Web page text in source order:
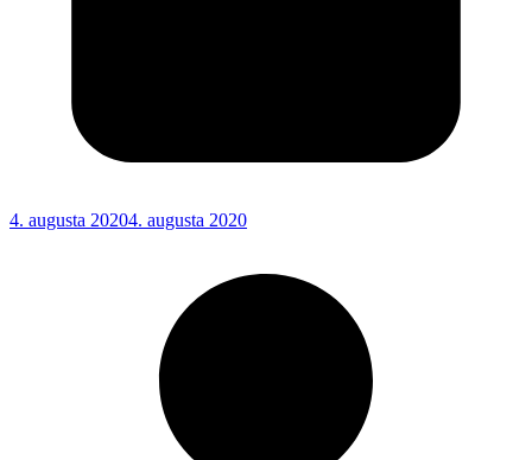
4. augusta 20204. augusta 2020